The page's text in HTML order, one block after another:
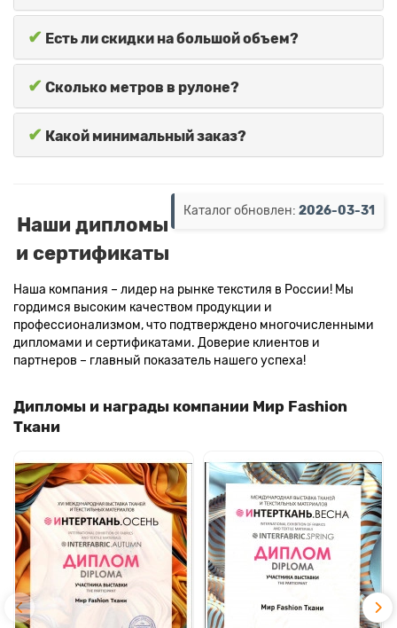
✔ Есть ли скидки на большой объем?
✔ Сколько метров в рулоне?
✔ Какой минимальный заказ?
Каталог обновлен: 2026-03-31
Наши дипломы
и сертификаты
Наша компания – лидер на рынке текстиля в России! Мы
гордимся высоким качеством продукции и
профессионализмом, что подтверждено многочисленными
дипломами и сертификатами. Доверие клиентов и
партнеров – главный показатель нашего успеха!
Дипломы и награды компании Мир Fashion
Ткани